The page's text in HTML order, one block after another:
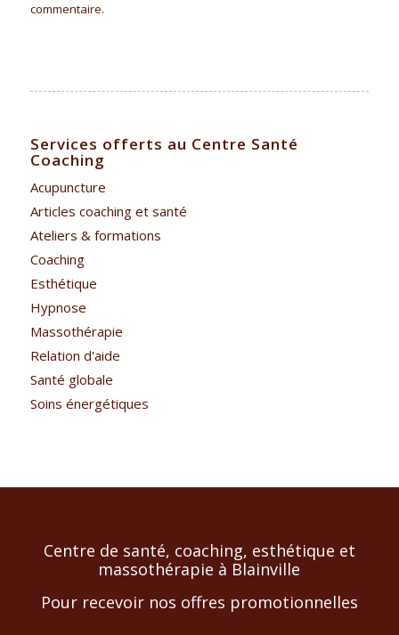
commentaire.
Services offerts au Centre Santé
Coaching
Acupuncture
Articles coaching et santé
Ateliers & formations
Coaching
Esthétique
Hypnose
Massothérapie
Relation d'aide
Santé globale
Soins énergétiques
Centre de santé, coaching, esthétique et
massothérapie à Blainville
Pour recevoir nos offres promotionnelles